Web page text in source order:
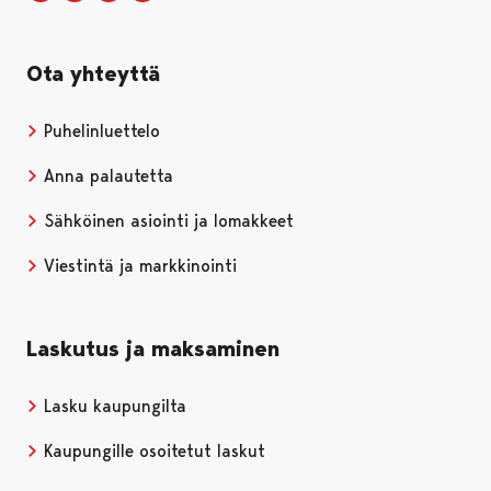
Ota yhteyttä
Puhelinluettelo
Anna palautetta
Sähköinen asiointi ja lomakkeet
Viestintä ja markkinointi
Laskutus ja maksaminen
Lasku kaupungilta
Kaupungille osoitetut laskut